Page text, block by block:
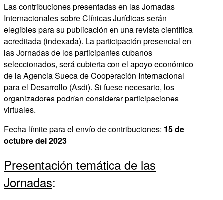
Las contribuciones presentadas en las Jornadas
Internacionales sobre Clínicas Jurídicas serán
elegibles para su publicación en una revista científica
acreditada (indexada). La participación presencial en
las Jornadas de los participantes cubanos
seleccionados, será cubierta con el apoyo económico
de la Agencia Sueca de Cooperación Internacional
para el Desarrollo (Asdi). Si fuese necesario, los
organizadores podrían considerar participaciones
virtuales.
Fecha límite para el envío de contribuciones: 15 de
octubre del 2023
Presentación temática de las
Jornadas: